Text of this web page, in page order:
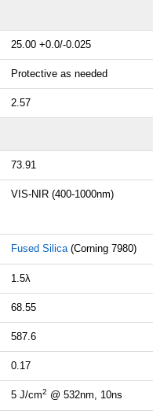
25.00 +0.0/-0.025
Protective as needed
2.57
73.91
VIS-NIR (400-1000nm)
Fused Silica(Corning 7980)
1.5λ
68.55
587.6
0.17
5 J/cm2 @ 532nm, 10ns